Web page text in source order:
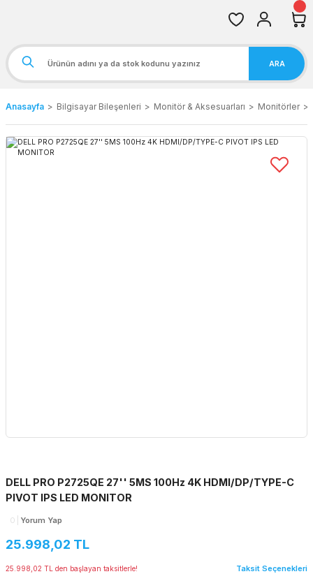
ARA
Anasayfa Bilgisayar Bileşenleri Monitör & Aksesuarları Monitörler
DELL PRO P2725QE 27'' 5MS 100Hz 4K HDMI/DP/TYPE-C
PIVOT IPS LED MONITOR
0 Yorum Yap
25.998,02 TL
25.998,02 TL den başlayan taksitlerle! Taksit Seçenekleri